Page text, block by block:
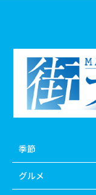
季節
グルメ